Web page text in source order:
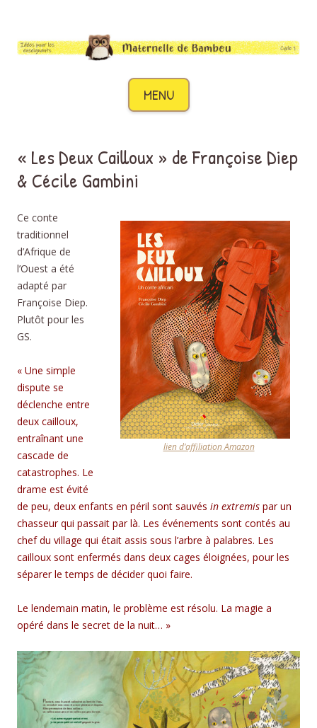
MENU
Aller au contenu
« Les Deux Cailloux » de Françoise Diep
& Cécile Gambini
lien d’affiliation Amazon
Ce conte
traditionnel
d’Afrique de
l’Ouest a été
adapté par
Françoise Diep.
Plutôt pour les
GS.
« Une simple
dispute se
déclenche entre
deux cailloux,
entraînant une
cascade de
catastrophes. Le
drame est évité
de peu, deux enfants en péril sont sauvés in extremis par un
chasseur qui passait par là. Les événements sont contés au
chef du village qui était assis sous l’arbre à palabres. Les
cailloux sont enfermés dans deux cages éloignées, pour les
séparer le temps de décider quoi faire.
Le lendemain matin, le problème est résolu. La magie a
opéré dans le secret de la nuit… »